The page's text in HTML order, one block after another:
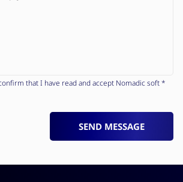
* By sending this form I confirm that I have read and accept Nomadic soft
SEND MESSAGE